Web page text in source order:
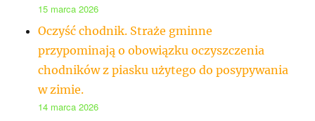
15 marca 2026
Oczyść chodnik. Straże gminne
przypominają o obowiązku oczyszczenia
chodników z piasku użytego do posypywania
w zimie.
14 marca 2026